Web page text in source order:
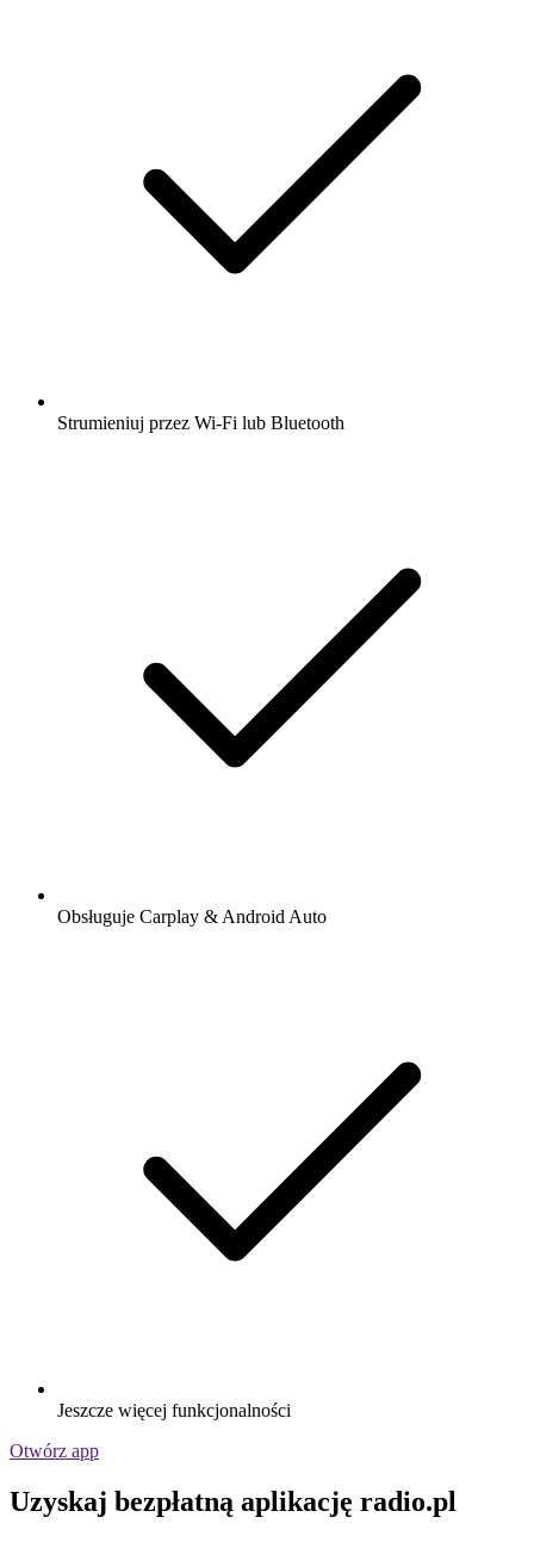
Strumieniuj przez Wi-Fi lub Bluetooth
Obsługuje Carplay & Android Auto
Jeszcze więcej funkcjonalności
Otwórz app
Uzyskaj bezpłatną aplikację radio.pl